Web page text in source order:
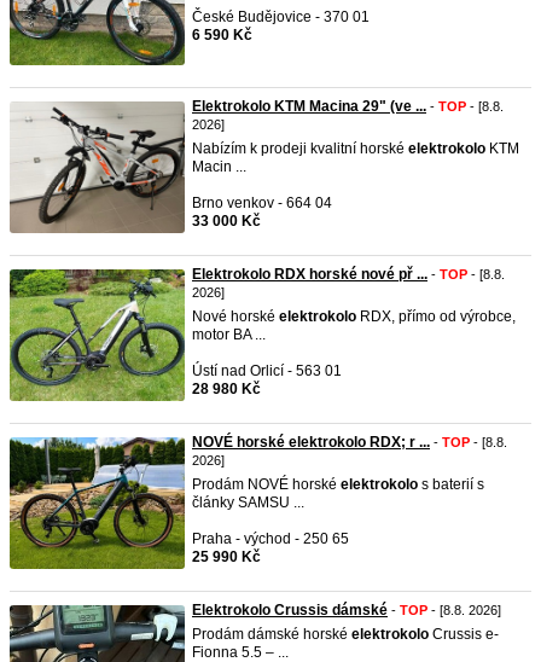
České Budějovice - 370 01
6 590 Kč
Elektrokolo KTM Macina 29" (ve ... - TOP - [8.8.
2026]
Nabízím k prodeji kvalitní horské elektrokolo KTM
Macin ...
Brno venkov - 664 04
33 000 Kč
Elektrokolo RDX horské nové př ... - TOP - [8.8.
2026]
Nové horské elektrokolo RDX, přímo od výrobce,
motor BA ...
Ústí nad Orlicí - 563 01
28 980 Kč
NOVÉ horské elektrokolo RDX; r ... - TOP - [8.8.
2026]
Prodám NOVÉ horské elektrokolo s baterií s
články SAMSU ...
Praha - východ - 250 65
25 990 Kč
Elektrokolo Crussis dámské - TOP - [8.8. 2026]
Prodám dámské horské elektrokolo Crussis e-
Fionna 5.5 – ...